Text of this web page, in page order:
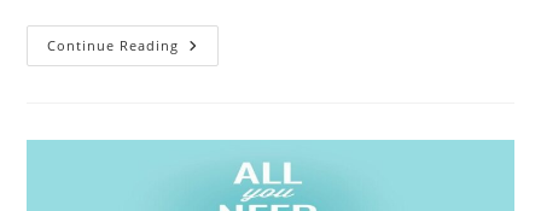
Continue Reading 소
망
람